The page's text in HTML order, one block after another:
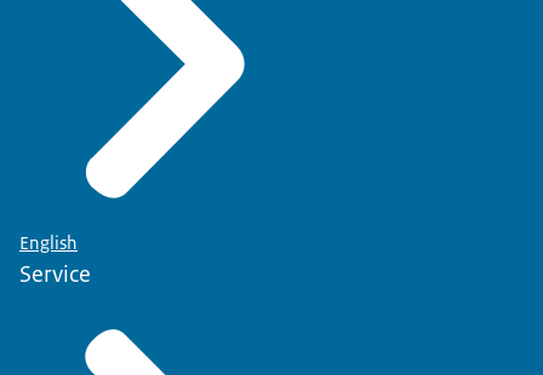
English
Service